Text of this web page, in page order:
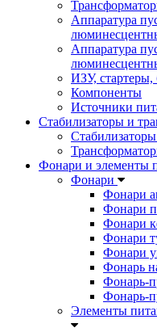
Аппаратура
Аппаратура
ИЗУ, стартеры,
Компоненты
Источники
Стабилизаторы и
Фонари и элементы
Фонари
Фонари
Фонари
Фонари
Фонари
Фонари
Фонарь
Фонарь-
Фонарь-
Элементы